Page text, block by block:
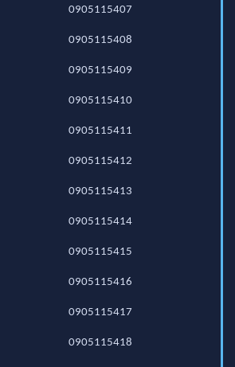
0905115407
0905115408
0905115409
0905115410
0905115411
0905115412
0905115413
0905115414
0905115415
0905115416
0905115417
0905115418